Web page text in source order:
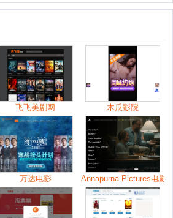
飞飞美剧网 木瓜影院
万达电影 Annapurna Pictures电影